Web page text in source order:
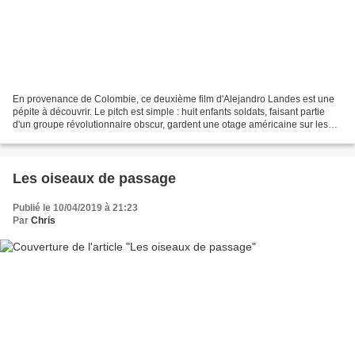
En provenance de Colombie, ce deuxième film d'Alejandro Landes est une
pépite à découvrir. Le pitch est simple : huit enfants soldats, faisant partie
d'un groupe révolutionnaire obscur, gardent une otage américaine sur les
Les oiseaux de passage
Publié le 10/04/2019 à 21:23
Par Chris